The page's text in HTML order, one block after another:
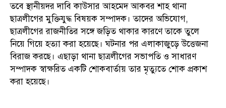
তবে স্থানীয়দর দাবি কাউসার আহমেদ আকবর শাহ থানা
ছাত্রলীগের মুক্তিযুদ্ধ বিষয়ক সম্পাদক। তাদের অভিযোগ,
ছাত্রলীগের রাজনীতির সঙ্গে জড়িত থাকার কারণে তাকে তুলে
নিয়ে গিয়ে হত্যা করা হয়েছে। ঘটনার পর এলাকাজুড়ে উত্তেজনা
বিরাজ করছে। এছাড়া থানা ছাত্রলীগের সভাপতি ও সাধারণ
সম্পাদক স্বাক্ষরিত একটি শোকবার্তায় তার মৃত্যুতে শোক প্রকাশ
করা হয়েছে।